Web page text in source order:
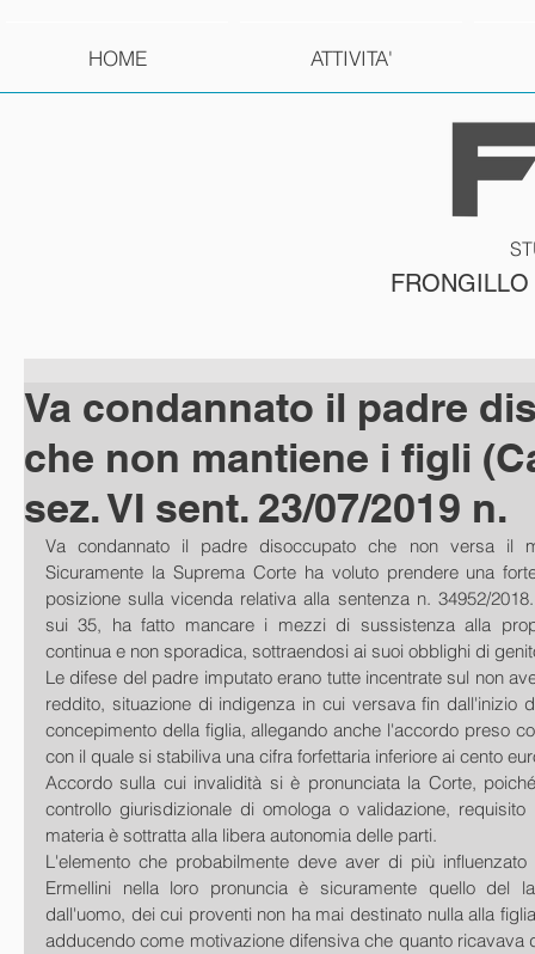
HOME ATTIVITA'
Va condannato il padre
che non mantiene i figli
sez. VI sent. 23/07/2019 n.
Va condannato il padre disoccupato che non versa il
Sicuramente la Suprema Corte ha voluto prendere una
posizione sulla vicenda relativa alla sentenza n. 34952/
sui 35, ha fatto mancare i mezzi di sussistenza alla
continua e non sporadica, sottraendosi ai suoi obblighi di
Le difese del padre imputato erano tutte incentrate sul non
reddito, situazione di indigenza in cui versava fin dall'inizio
concepimento della figlia, allegando anche l'accordo preso
con il quale si stabiliva una cifra forfettaria inferiore ai cento
Accordo sulla cui invalidità si è pronunciata la Corte,
controllo giurisdizionale di omologa o validazione,
materia è sottratta alla libera autonomia delle parti.
L'elemento che probabilmente deve aver di più
Ermellini nella loro pronuncia è sicuramente quello del
dall'uomo, dei cui proventi non ha mai destinato nulla alla
adducendo come motivazione difensiva che quanto ricavava